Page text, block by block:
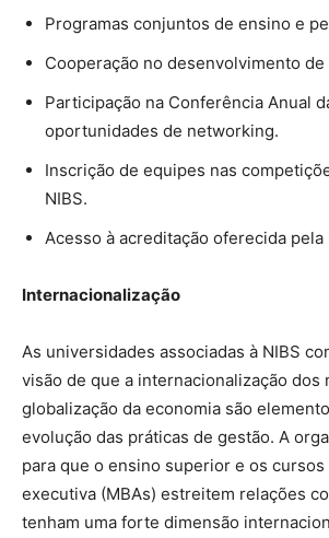
Programas conjuntos de ensino e
Cooperação no desenvolvimento
Participação na Conferência Anual
oportunidades de networking.
Inscrição de equipes nas
NIBS.
Acesso à acreditação oferecida pela
Internacionalização
As universidades associadas à NIBS
visão de que a internacionalização dos
globalização da economia são
evolução das práticas de gestão. A
para que o ensino superior e os cursos
executiva (MBAs) estreitem relações
tenham uma forte dimensão